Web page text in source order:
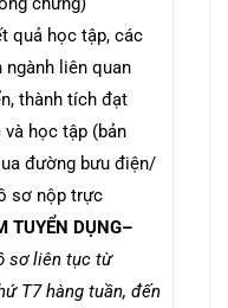
quả học tập, các
ngành liên quan
thành tích đạt
học tập (bản
đường bưu điện/
sơ nộp trực
TUYỂN DỤNG–
sơ liên tục từ
T7 hàng tuần, đến